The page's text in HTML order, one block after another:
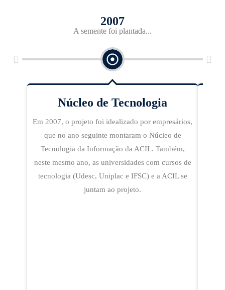
2007
A semente foi plantada...
Núcleo de Tecnologia
Em 2007, o projeto foi idealizado por empresários,
que no ano seguinte montaram o Núcleo de
Tecnologia da Informação da ACIL. Também,
neste mesmo ano, as universidades com cursos de
tecnologia (Udesc, Uniplac e IFSC) e a ACIL se
juntam ao projeto.